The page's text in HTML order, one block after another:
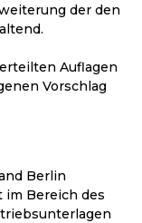
der den
Auflagen
Vorschlag
Berlin
Bereich des